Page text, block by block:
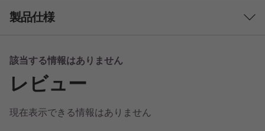
IT部門のニーズをみたす
に導入が可能です。Windows 10 Pro の操作性と
セキュリティ、USB3.1 Type-CやUSB3.0ポートに
よるハードウェア互換性を提供します。
さらに信頼性と、メンテナンス性も優れていま
製品仕様
パフォーマンス
プロセッサー
該当する情報はありません
レビュー
現在表示できる情報はありません